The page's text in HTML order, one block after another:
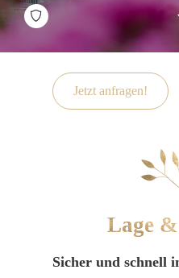
Jetzt anfragen!
Lage
Sicher und schnell